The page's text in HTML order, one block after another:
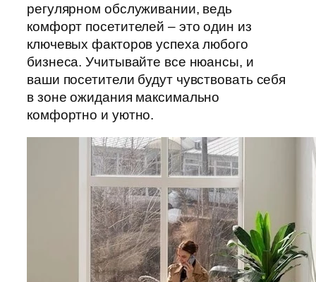
регулярном обслуживании, ведь
комфорт посетителей – это один из
ключевых факторов успеха любого
бизнеса. Учитывайте все нюансы, и
ваши посетители будут чувствовать себя
в зоне ожидания максимально
комфортно и уютно.